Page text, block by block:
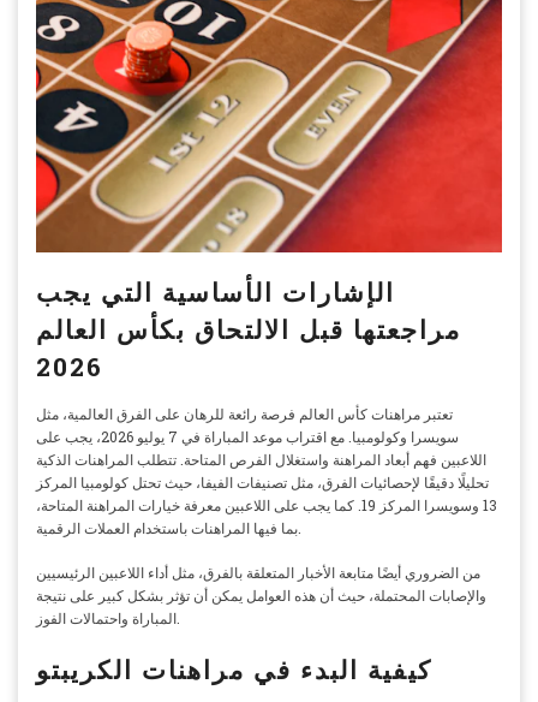
الإشارات الأساسية التي يجب
مراجعتها قبل الالتحاق بكأس العالم
2026
تعتبر مراهنات كأس العالم فرصة رائعة للرهان على الفرق العالمية، مثل
سويسرا وكولومبيا. مع اقتراب موعد المباراة في 7 يوليو 2026، يجب على
اللاعبين فهم أبعاد المراهنة واستغلال الفرص المتاحة. تتطلب المراهنات الذكية
تحليلًا دقيقًا لإحصائيات الفرق، مثل تصنيفات الفيفا، حيث تحتل كولومبيا المركز
13 وسويسرا المركز 19. كما يجب على اللاعبين معرفة خيارات المراهنة المتاحة،
من الضروري أيضًا متابعة الأخبار المتعلقة بالفرق، مثل أداء اللاعبين الرئيسيين
والإصابات المحتملة، حيث أن هذه العوامل يمكن أن تؤثر بشكل كبير على نتيجة
كيفية البدء في مراهنات الكريبتو